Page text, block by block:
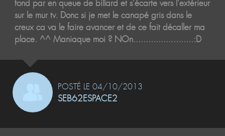
fond par en queue de billard et s'écarte vers l'extérieur
sur le mur tv. Donc si je met le canapé gris dans le
creux ca va le faire avancer et de ce fait décaller ma
place. ^^ Maniaque moi ? NOn........................:D
POSTÉ LE 04/10/2013
SEB62ESPACE2